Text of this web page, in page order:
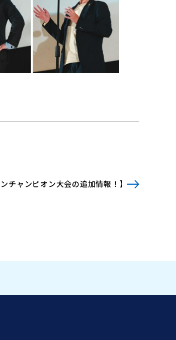
チャンピオン大会の追加情報！】